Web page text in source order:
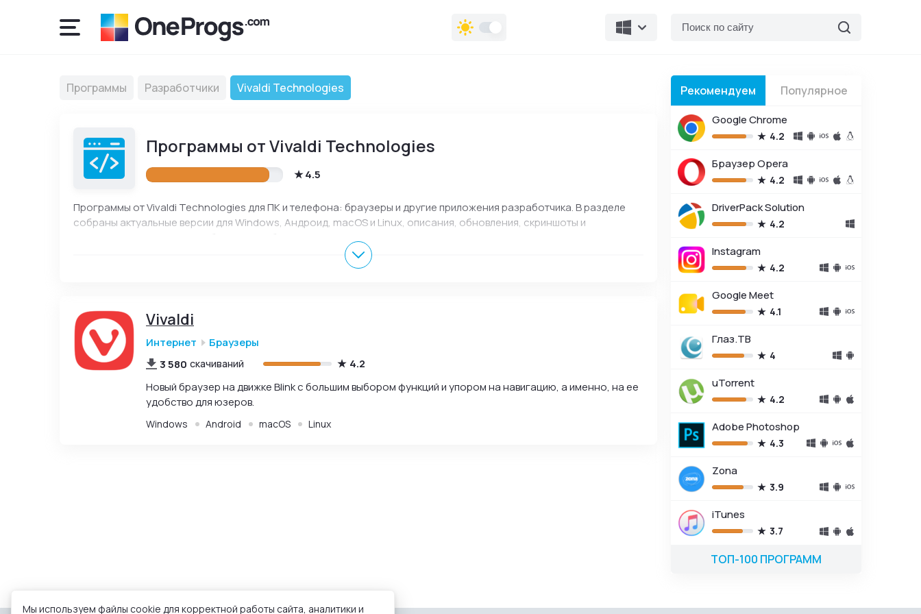
Программы Разработчики Vivaldi Technologies
Программы от Vivaldi Technologies
4.5
Программы от Vivaldi Technologies для ПК и телефона: браузеры и другие приложения разработчика. В разделе
собраны актуальные версии для Windows, Андроид, macOS и Linux, описания, обновления, скриншоты и
Vivaldi
Интернет
Браузеры
3 580 скачиваний
4.2
Новый браузер на движке Blink с большим выбором функций и упором на навигацию, а именно, на ее
удобство для юзеров.
Windows Android macOS Linux
Рекомендуем Популярное
Google Chrome
4.2
Браузер Opera
4.2
DriverPack Solution
4.2
Instagram
4.2
Google Meet
4.1
Глаз.ТВ
4
uTorrent
4.2
Adobe Photoshop
4.3
Zona
3.9
iTunes
3.7
ТОП-100 ПРОГРАММ
Мы используем файлы cookie для корректной работы сайта, аналитики и